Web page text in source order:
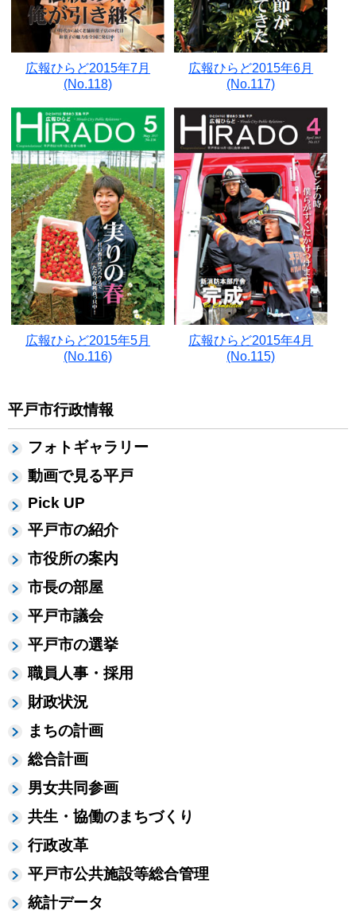
平戸市行政情報
フォトギャラリー
動画で見る平戸
Pick UP
平戸市の紹介
市役所の案内
市長の部屋
平戸市議会
平戸市の選挙
職員人事・採用
財政状況
まちの計画
総合計画
男女共同参画
共生・協働のまちづくり
行政改革
平戸市公共施設等総合管理
統計データ
広報ひらど2015年7月
(No.118)
広報ひらど2015年6月
(No.117)
広報ひらど2015年5月
(No.116)
広報ひらど2015年4月
(No.115)